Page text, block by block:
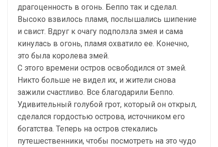
драгоценность в огонь. Беппо так и сделал.
Высоко взвилось пламя, послышались шипение
и свист. Вдруг к очагу подползла змея и сама
кинулась в огонь, пламя охватило ее. Конечно,
это была королева змей.
С этого времени остров освободился от змей.
Никто больше не видел их, и жители снова
зажили счастливо. Все благодарили Беппо.
Удивительный голубой грот, который он открыл,
сделался гордостью острова, источником его
богатства. Теперь на остров стекались
путешественники, чтобы посмотреть на это чудо